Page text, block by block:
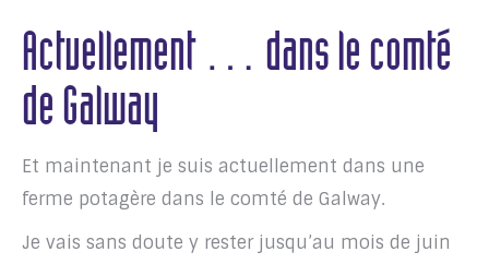
Actuellement … dans le comté
de Galway
Et maintenant je suis actuellement dans une
ferme potagère dans le comté de Galway.
Je vais sans doute y rester jusqu’au mois de juin